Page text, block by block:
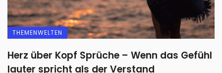
THEMENWELTEN
Herz über Kopf Sprüche – Wenn das Gefühl
lauter spricht als der Verstand